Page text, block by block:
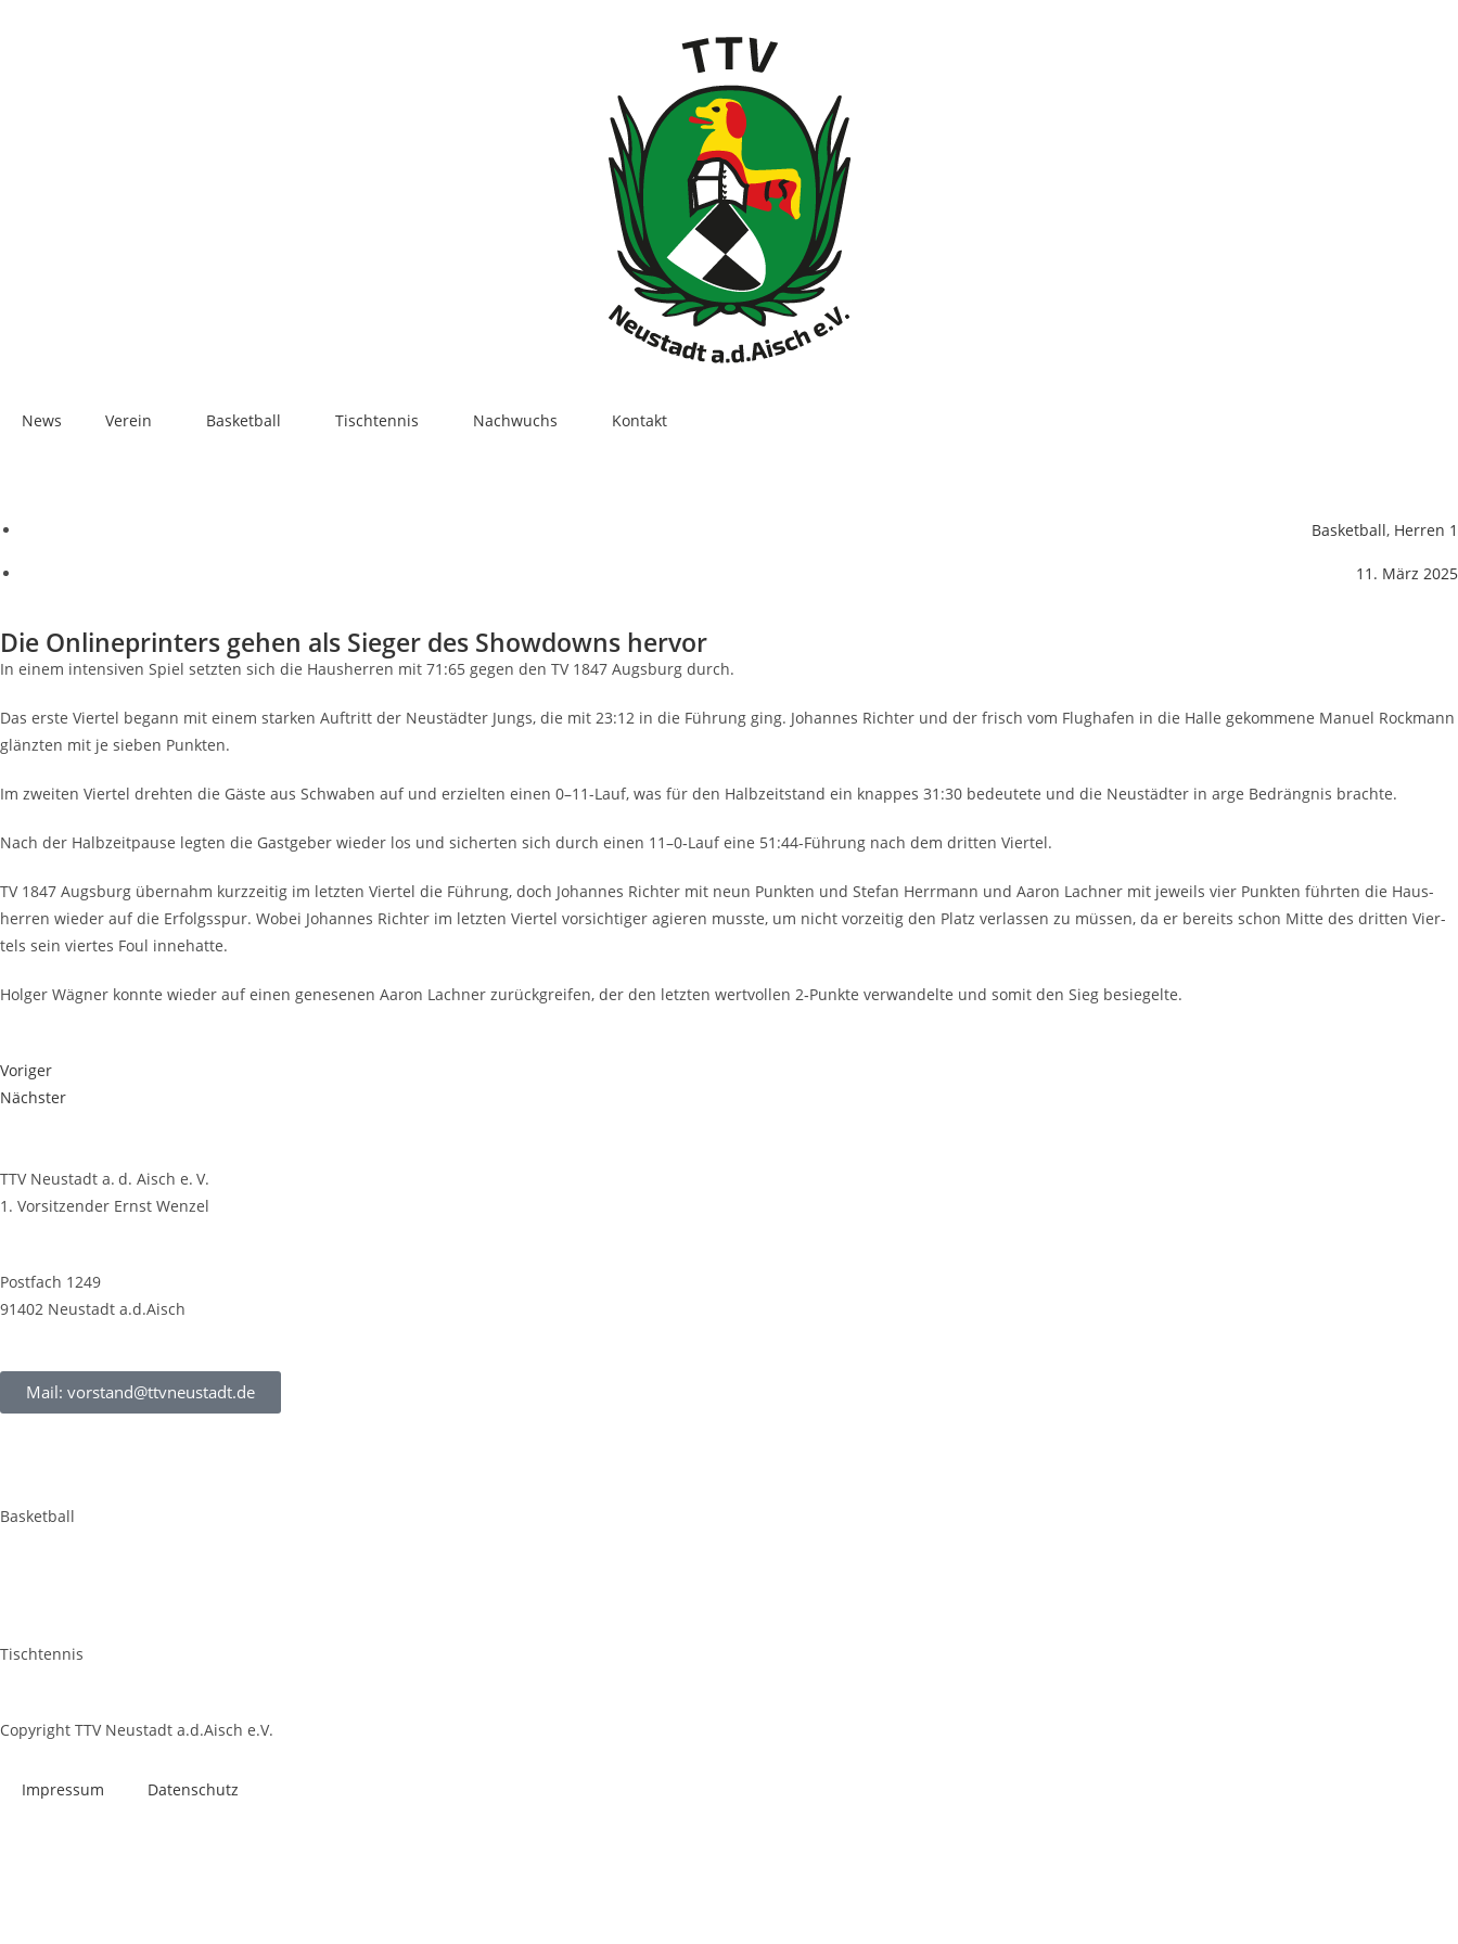
News Ver­ein Bas­ket­ball Tisch­ten­nis Nach­wuchs Kon­takt
Basketball, Herren 1
11. März 2025
Die Online­prin­ters gehen als Sie­ger des Show­downs hervor
In einem inten­si­ven Spiel setz­ten sich die Haus­her­ren mit 71:65 gegen den TV 1847 Augs­burg durch.
Das ers­te Vier­tel begann mit einem star­ken Auf­tritt der Neu­städ­ter Jungs, die mit 23:12 in die Füh­rung ging. Johan­nes Rich­ter und der frisch vom Flug­ha­fen in die Hal­le gekom­me­ne Manu­el Rock­mann
glänz­ten mit je sie­ben Punkten.
Im zwei­ten Vier­tel dreh­ten die Gäs­te aus Schwa­ben auf und erziel­ten einen 0–11-Lauf, was für den Halb­zeit­stand ein knap­pes 31:30 bedeu­te­te und die Neu­städ­ter in arge Bedräng­nis brachte.
Nach der Halb­zeit­pau­se leg­ten die Gast­ge­ber wie­der los und sicher­ten sich durch einen 11–0‑Lauf eine 51:44-Führung nach dem drit­ten Viertel.
TV 1847 Augs­burg über­nahm kurz­zei­tig im letz­ten Vier­tel die Füh­rung, doch Johan­nes Rich­ter mit neun Punk­ten und Ste­fan Herr­mann und Aaron Lach­ner mit jeweils vier Punk­ten führ­ten die Haus­
her­ren wie­der auf die Erfolgs­spur. Wobei Johan­nes Rich­ter im letz­ten Vier­tel vor­sich­ti­ger agie­ren muss­te, um nicht vor­zei­tig den Platz ver­las­sen zu müs­sen, da er bereits schon Mit­te des drit­ten Vier­
tels sein vier­tes Foul innehatte.
Hol­ger Wäg­ner konn­te wie­der auf einen gene­se­nen Aaron Lach­ner zurück­grei­fen, der den letz­ten wert­vol­len 2‑Punkte ver­wan­del­te und somit den Sieg besiegelte.
Voriger
Nächster
TTV Neustadt a. d. Aisch e. V.
1. Vorsitzender Ernst Wenzel
Postfach 1249
91402 Neustadt a.d.Aisch
Mail: vorstand@ttvneustadt.de
Basketball
Tischtennis
Copyright TTV Neustadt a.d.Aisch e.V.
Impres­sum Daten­schutz